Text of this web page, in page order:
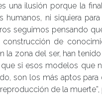
una ilusión porque la
humanos, ni siquiera
seguimos pensando
de
la zona del ser, han
si esos modelos que
son los más aptos
de la muerte”,